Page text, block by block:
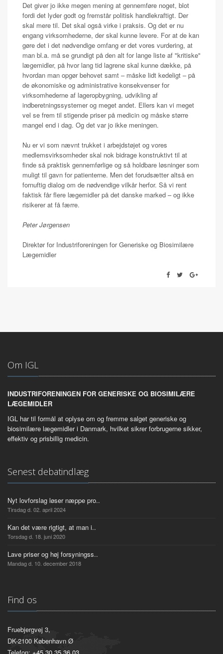
Det giver jo ikke megen mening at gennemføre noget, blot
fordi det lyder godt og fremstår politisk handlekraftigt. Der
skal mere til. Det skal også virke i praksis. Og det er nu
engang virksomhederne, der skal kunne levere. For at de kan
gøre det i det nødvendige omfang er det vores vurdering, at
man bl.a. må se grundigt på den alt for lange liste af "kritiske"
lægemidler, på hvor lang tid lagrene skal kunne dække, på
hvordan man opgør behovet samt – måske lidt kedeligt – på
de økonomiske og administrative konsekvenser for
virksomhederne af lageropbygning, udvikling af
indberetningssystemer og meget andet. Ellers kan vi meget
vel se frem til stigende priser på medicin og måske større
mangel end i dag. Og det var jo ikke meningen.
Nu er vi som nævnt trukket i arbejdstøjet og vores
medlemsvirksomheder skal nok bidrage konstruktivt til at
finde så praktisk gennemførlige og så holdbare løsninger som
muligt til gavn for patienterne. Men det forudsætter altså en
fornuftig dialog om de nødvendige vilkår herfor. Så vi rent
faktisk får flere lægemidler på det danske marked – og ikke
risikerer at få færre.
Peter Jørgensen
Direktør for Industriforeningen for Generiske og Biosimilære
Lægemidler
Om IGL
INDUSTRIFORENINGEN FOR GENERISKE OG BIOSIMILÆRE
LÆGEMIDLER
IGL har til formål at oplyse om og fremme salget generiske og
biosimilære lægemidler i Danmark, hvilket sikrer forbrugerne sikker,
effektiv og prisbillig medicin.
Senest debatindlæg
Nyt lovforslag løser næppe pro..
Tirsdag d. 02. april 2024
Kan det være rigtigt, at man i..
Torsdag d. 18. juni 2020
Lave priser og høj forsyningss..
Mandag d. 10. december 2018
Find os
Fruebjergvej 3,
DK-2100 København Ø